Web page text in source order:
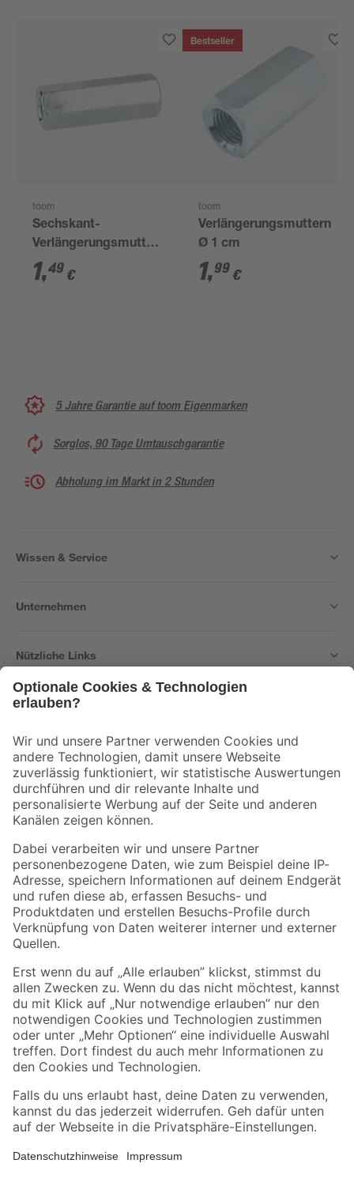
toom
Sechskant-
Verlängerungsmutter
M6 x 30 mm Stahl 1
Stück
1,49 €
Bestseller
toom
Verlängerungsmuttern
Ø 1 cm
1,99 €
5 Jahre Garantie auf toom Eigenmarken
Sorglos, 90 Tage Umtauschgarantie
Abholung im Markt in 2 Stunden
Wissen & Service
Unternehmen
Nützliche Links
Der toom Newsletter: Keine Angebote und Aktionen mehr verpassen!
Zur Newsletter Anmeldung
Folge uns
Zahlungsarten Versandarten
Sicher einkaufen
Jetzt die toom-App herunterladen
Alle Preisangaben in EUR inkl. gesetzl. MwSt.. Die dargestellten Angebote sind unter
Umständen nicht in allen Märkten verfügbar. Die angegebenen Verfügbarkeiten beziehen
Produkte nur solange der Vorrat reicht.
*Paketversand ab 59 € versandkostenfrei, gilt nicht für Artikel mit Speditionsversand, hier